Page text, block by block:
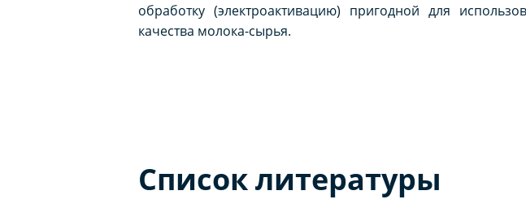
обработку (электроактивацию) пригодной для
качества молока-сырья.
Список литературы